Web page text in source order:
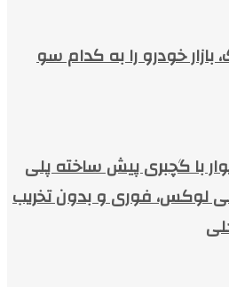
بازار خودرو را به کدام سو
با گچبری پیش ساخته پلی
لوکس، فوری و بدون تخریب